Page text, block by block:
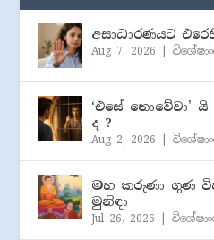
අසාධාරණයට
Aug 7, 2026 |
‘එසේ
ද ?
Aug 2, 2026 |
මහ කරුණා ගුණ
මුනිඳා
Jul 26, 2026 |